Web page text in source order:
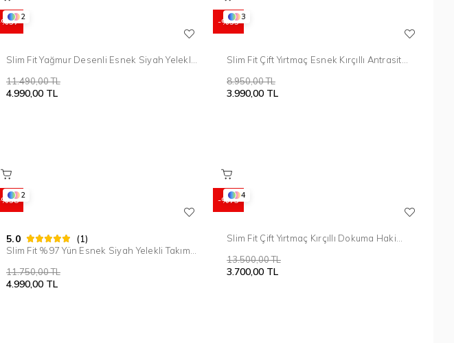
2
Slim Fit Yağmur Desenli Esnek Siyah Yelekli
4.990,00 TL
11.490,00 TL
%57 3
Slim Fit Çift Yırtmaç Esnek Kırçıllı Antrasit
3.990,00 TL
8.950,00 TL
%55
2
5.0
(1)
Slim Fit %97 Yün Esnek Siyah Yelekli Takım
4.990,00 TL
11.750,00 TL
%58 4
Slim Fit Çift Yırtmaç Kırçıllı Dokuma Haki
3.700,00 TL
13.500,00 TL
%73